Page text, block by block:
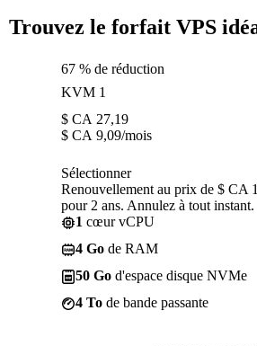
Trouvez le forfait VPS
67 % de réduction
KVM 1
$ CA 27,19
$ CA 9,09/mois
Sélectionner
Renouvellement au prix de $ CA
pour 2 ans. Annulez à tout instant.
1 cœur vCPU
4 Go de RAM
50 Go d'espace disque NVMe
4 To de bande passante